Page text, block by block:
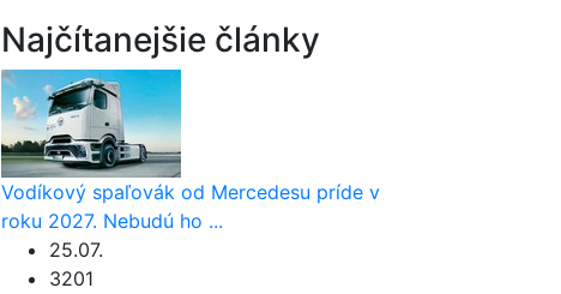
Najčítanejšie články
Vodíkový spaľovák od Mercedesu príde v
roku 2027. Nebudú ho ...
25.07.
3201